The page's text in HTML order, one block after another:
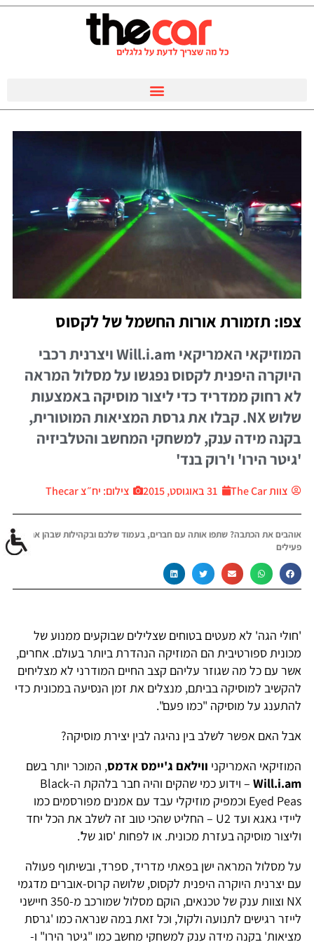
צפו: תזמורת אורות החשמל של לקסוס
המוזיקאי האמריקאי Will.i.am ויצרנית רכבי
היוקרה היפנית לקסוס נפגשו על מסלול המראה
לא רחוק ממדריד כדי ליצור מוסיקה באמצעות
שלוש NX. קבלו את גרסת המציאות המוטורית,
בקנה מידה ענק, למשחקי המחשב והטלביזיה
'גיטר הירו' ו'רוק בנד'
צוות The Car 31 באוגוסט, 2015 צילום: יח״צ Thecar
אוהבים את הכתבה? שתפו אותה עם חברים, בעמוד שלכם ובקהילות שבהן אתם
פעילים
'חולי הגה' לא מעטים בטוחים שצלילים שבוקעים ממנוע של
מכונית ספורטיבית הם המוזיקה הנהדרת ביותר בעולם. אחרים,
אשר עם כל מה שגוזר עליהם קצב החיים המודרני לא מצליחים
להקשיב למוסיקה בביתם, מנצלים את זמן הנסיעה במכונית כדי
להתענג על מוסיקה "כמו פעם".
אבל האם אפשר לשלב בין נהיגה לבין יצירת מוסיקה?
המוזיקאי האמריקני ווילאם ג'יימס אדמס, המוכר יותר בשם
Will.i.am
– וידוע כמי שהקים והיה חבר בלהקת ה-Black
Eyed Peas וכמפיק מוזיקלי עבד עם אמנים מפורסמים כמו
ליידי גאגא ועד U2 – החליט שהכי טוב זה לשלב את הכל יחד
וליצור מוסיקה בעזרת מכונית. או לפחות 'סוג של'.
על מסלול המראה ישן בפאתי מדריד, ספרד, ובשיתוף פעולה
עם יצרנית היוקרה היפנית לקסוס, שלושה קרוס-אוברים מדגמי
NX וצוות ענק של טכנאים, הוקם מסלול שמורכב מ-350 חיישני
לייזר רגישים לתנועה ולקול, וכל זאת במה שנראה כמו 'גרסת
מציאות' בקנה מידה ענק למשחקי מחשב כמו "גיטר הירו" ו-